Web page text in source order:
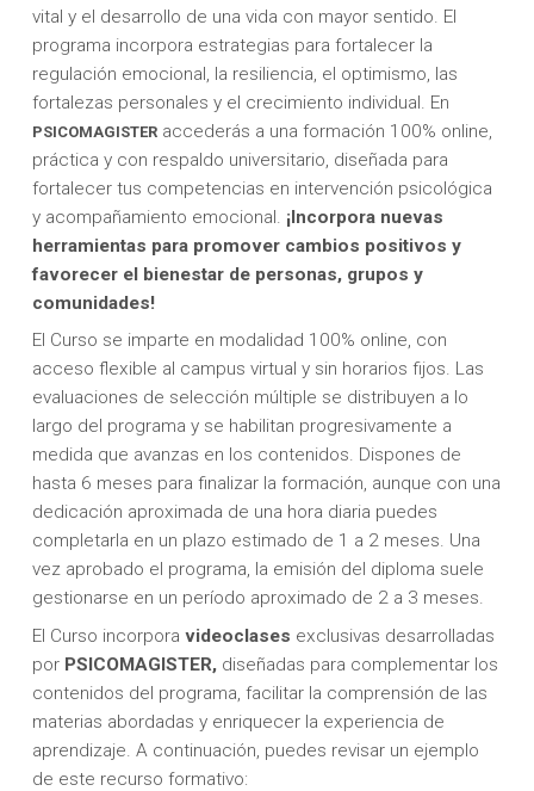
vital y el desarrollo de una vida con mayor sentido. El
programa incorpora estrategias para fortalecer la
regulación emocional, la resiliencia, el optimismo, las
fortalezas personales y el crecimiento individual. En
PSICOMAGISTERaccederás a una formación 100% online,
práctica y con respaldo universitario, diseñada para
fortalecer tus competencias en intervención psicológica
y acompañamiento emocional. ¡Incorpora nuevas
herramientas para promover cambios positivos y
favorecer el bienestar de personas, grupos y
comunidades!
El Curso se imparte en modalidad 100% online, con
acceso flexible al campus virtual y sin horarios fijos. Las
evaluaciones de selección múltiple se distribuyen a lo
largo del programa y se habilitan progresivamente a
medida que avanzas en los contenidos. Dispones de
hasta 6 meses para finalizar la formación, aunque con una
dedicación aproximada de una hora diaria puedes
completarla en un plazo estimado de 1 a 2 meses. Una
vez aprobado el programa, la emisión del diploma suele
gestionarse en un período aproximado de 2 a 3 meses.
El Curso incorpora videoclases exclusivas desarrolladas
por PSICOMAGISTER,diseñadas para complementar los
contenidos del programa, facilitar la comprensión de las
materias abordadas y enriquecer la experiencia de
aprendizaje. A continuación, puedes revisar un ejemplo
de este recurso formativo: